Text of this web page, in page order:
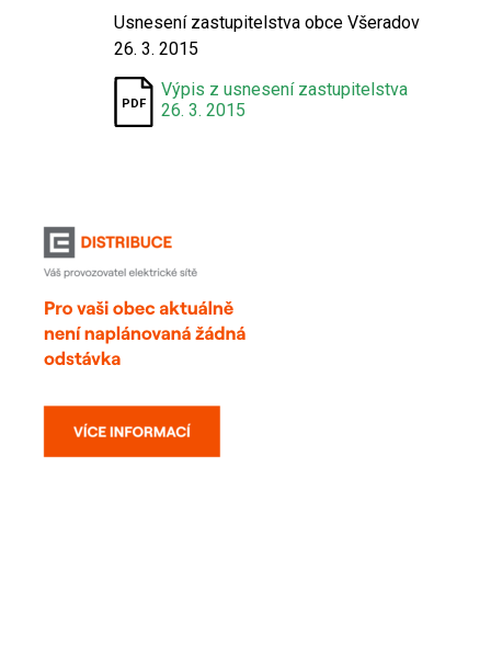
Usnesení zastupitelstva obce Všeradov
26. 3. 2015
Výpis z usnesení zastupitelstva
26. 3. 2015